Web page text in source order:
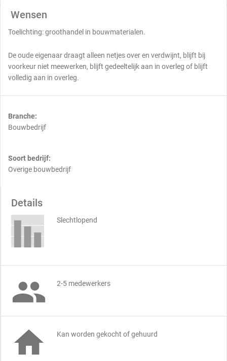
Wensen
Toelichting: groothandel in bouwmaterialen.
De oude eigenaar draagt alleen netjes over en verdwijnt, blijft bij
voorkeur niet meewerken, blijft gedeeltelijk aan in overleg of blijft
volledig aan in overleg.
Branche:
Bouwbedrijf
Soort bedrijf:
Overige bouwbedrijf
Details
Slechtlopend
 2-5 medewerkers
 Kan worden gekocht of gehuurd